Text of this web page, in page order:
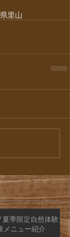
里山
夏季限定自然体験プ
メニュー紹介